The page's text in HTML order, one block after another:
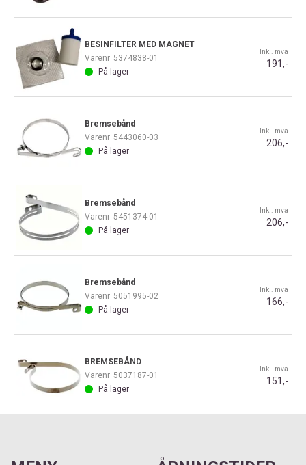
BESINFILTER MED MAGNET
Varenr 5374838-01
På lager
Inkl. mva
191,-
Bremsebånd
Varenr 5443060-03
På lager
Inkl. mva
206,-
Bremsebånd
Varenr 5451374-01
På lager
Inkl. mva
206,-
Bremsebånd
Varenr 5051995-02
På lager
Inkl. mva
166,-
BREMSEBÅND
Varenr 5037187-01
På lager
Inkl. mva
151,-